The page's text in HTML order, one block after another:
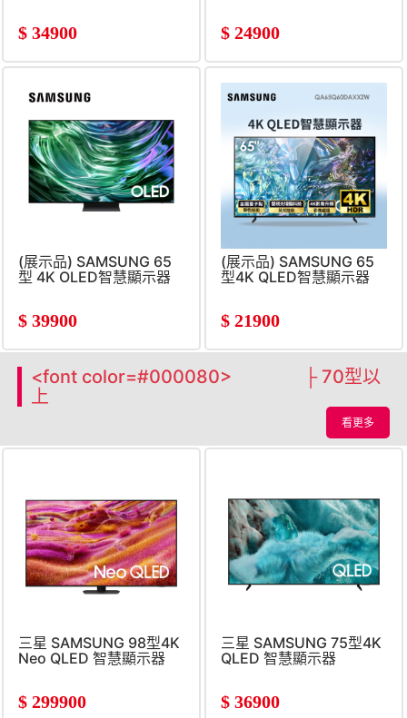
$ 34900 $ 24900
(展示品) SAMSUNG 65
型 4K OLED智慧顯示器
$ 39900
(展示品) SAMSUNG 65
型4K QLED智慧顯示器
$ 21900
<font color=#000080> ├ 70型以
上
看更多
三星 SAMSUNG 98型4K
Neo QLED 智慧顯示器
$ 299900
三星 SAMSUNG 75型4K
QLED 智慧顯示器
$ 36900